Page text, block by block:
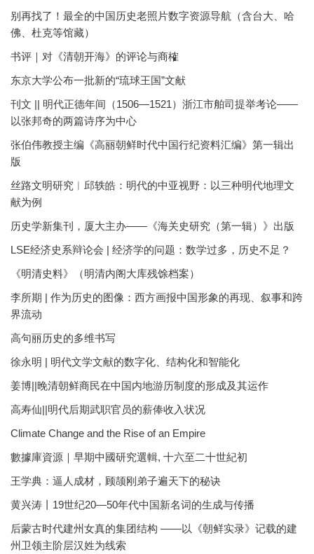
别再找了！最全的中国历史老照片数字资源导航（含台大、哈
佛、杜克等馆藏）
书评｜对《清朝开海》的评论与商榷
东京大学公布一批新的“琉球王国”文献
刊文 || 明代正德年间（1506—1521）浙江市舶司提举考论——
以张邦奇的两篇诗序为中心
张伯伟教授主编《高丽朝鲜时代中国行纪资料汇编》第一辑出
版
丝路文明研究︱邱轶皓：明代的中亚视野：以三种明代地理文
献为例
历史学新集刊，厦大主办——《海关史研究（第一辑）》出版
LSE经济史系辩论会 | 经济学的问题：数学过多，历史不足？
《明清史料》（明清内阁大库残馀档案）
李所期 | 作为历史的图像：西方画报中国形象的再现、叙事和跨
界流动
高句丽历史的多维书写
徐永明 | 明代文学文献的数字化、结构化和智能化
姜博||晚清朝鲜商民在中国内地游历制度的形成及其运作
高寿仙||明代后期武职官员的薪俸收入状况
Climate Change and the Rise of an Empire
數據庫資源｜早期中國研究選輯, 十六至二十世紀初
王学典：逼人成材，顾颉刚弟子遍天下的秘诀
黄兴涛丨19世纪20—50年代中国新名词的生成与传播
后蒙古时代建州女真的集团结构 ——以《朝鲜实录》记载的建
州卫领主阶层汉姓为线索